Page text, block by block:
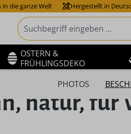
springen
die ganze Welt Hergestellt in
OSTERN &
FRÜHLINGSDEKO
PHOTOS
natur, für